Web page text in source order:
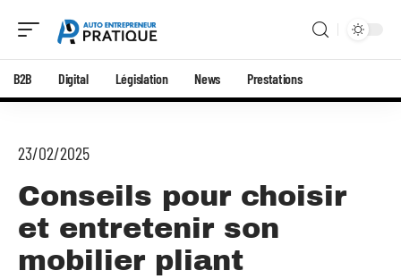
B2B Digital Législation News Prestations
23/02/2025
Conseils pour choisir
et entretenir son
mobilier pliant